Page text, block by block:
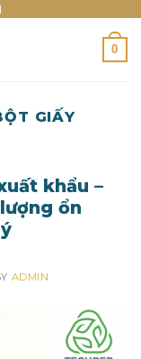
0
GIẤY
khẩu –
ổn
ADMIN